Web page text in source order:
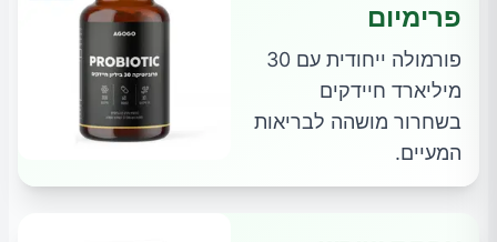
פרימיום
פורמולה ייחודית עם 30
מיליארד חיידקים
בשחרור מושהה לבריאות
המעיים.